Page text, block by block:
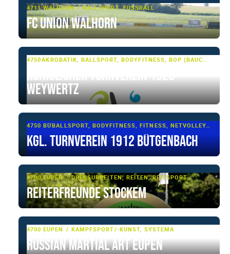
4711 WALHORN BALLSPORT, FUSSBALL
FC Union Walhorn
4750 WEYWERTZ
Weywertz
4750 BÜTGENBACH
Kgl. Turnverein 1912 Bütgenbach
4700 EUPEN DRESSURREITEN, REITEN, REITSPORT
Reiterfreunde Stockem
4700 EUPEN KAMPFSPORT/-KUNST, SYSTEMA
Russian Martial Art Eupen